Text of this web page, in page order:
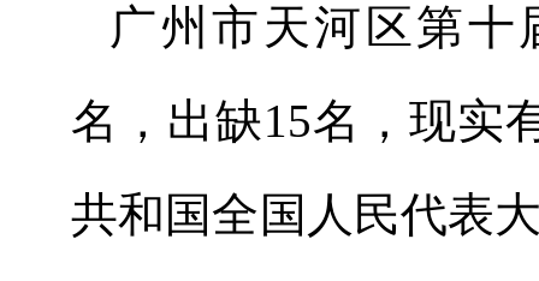
广州市天河区第十
名，出缺15名，现实
共和国全国人民代表